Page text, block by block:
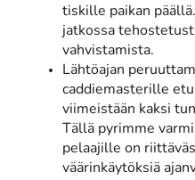
tiskille paikan
jatkossa
vahvistamista.​​​​​​​
Lähtöajan
caddiemasterille
viimeistään kaksi
Tällä pyrimme
pelaajille on
väärinkäytöksiä